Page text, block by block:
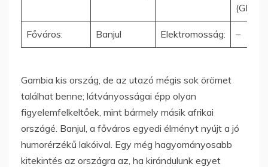
(GMD)
Főváros: Banjul Elektromosság: –
Gambia kis ország, de az utazó mégis sok örömet
találhat benne; látványosságai épp olyan
figyelemfelkeltőek, mint bármely másik afrikai
országé. Banjul, a főváros egyedi élményt nyújt a jó
humorérzékű lakóival. Egy még hagyományosabb
kitekintés az országra az, ha kirándulunk egyet